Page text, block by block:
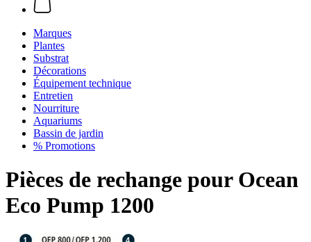
Marques
Plantes
Substrat
Décorations
Équipement technique
Entretien
Nourriture
Aquariums
Bassin de jardin
% Promotions
Pièces de rechange pour Ocean
Eco Pump 1200